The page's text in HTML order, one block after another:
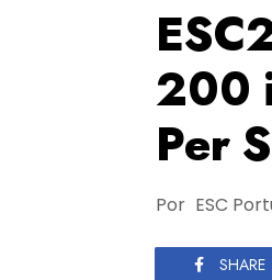
200
Per
Por ESC
SHARE